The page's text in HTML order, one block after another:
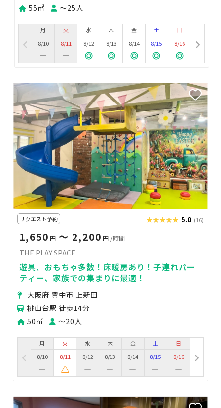
55㎡
〜25人
月
8/10
火
8/11
水
8/12
木
8/13
金
8/14
土
8/15
日
8/16
リクエスト予約 ★★★★★
★★★★★ 5.0 (16)
1,650 円 〜 2,200 円 /時間
THE PLAY SPACE
遊具、おもちゃ多数！床暖房あり！子連れパー
ティー、家族での集まりに最適！
大阪府 豊中市 上新田
桃山台駅 徒歩14分
50㎡
〜20人
月
8/10
火
8/11
水
8/12
木
8/13
金
8/14
土
8/15
日
8/16